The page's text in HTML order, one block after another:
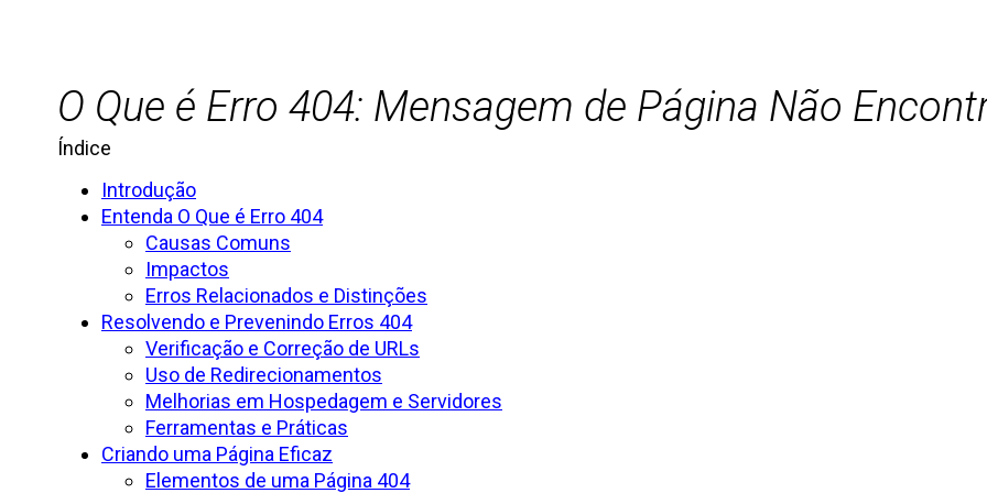
O Que é Erro 404: Mensagem de Página Não
Índice
Introdução
Entenda O Que é Erro 404
Causas Comuns
Impactos
Erros Relacionados e Distinções
Resolvendo e Prevenindo Erros 404
Verificação e Correção de URLs
Uso de Redirecionamentos
Melhorias em Hospedagem e Servidores
Ferramentas e Práticas
Criando uma Página Eficaz
Elementos de uma Página 404